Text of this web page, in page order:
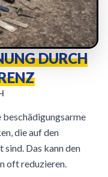
DURCH
beschädigungsarme
die auf den
Das kann den
oft reduzieren.